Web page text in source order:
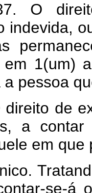
O
indevida,
em 1(um)
pessoa
direito de
a
em
se-á